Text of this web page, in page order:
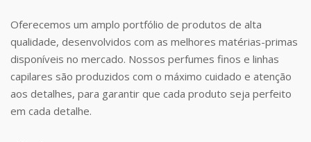
Oferecemos um amplo portfólio de produtos de alta
qualidade, desenvolvidos com as melhores matérias-primas
disponíveis no mercado. Nossos perfumes finos e linhas
capilares são produzidos com o máximo cuidado e atenção
aos detalhes, para garantir que cada produto seja perfeito
em cada detalhe.